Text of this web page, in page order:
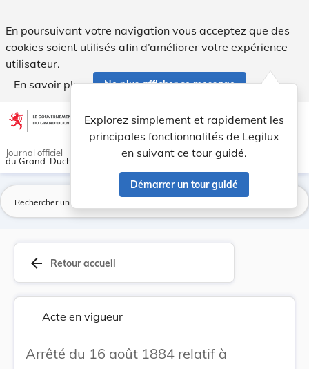
En poursuivant votre navigation vous acceptez que des
cookies soient utilisés afin d’améliorer votre expérience
utilisateur.
En savoir plus
Ne plus afficher ce message
Aller au contenu account_circle help Aide
Explorez simplement et rapidement les
principales fonctionnalités de Legilux
en suivant ce tour guidé.
Démarrer un tour guidé
light_mode dark_mode
Journal officiel
du Grand-Duché de Luxembourg
arrow_back Retour accueil
Acte en vigueur
Arrêté du 16 août 1884 relatif à